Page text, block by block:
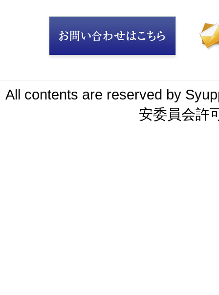
All contents are reserved by
安委員会許